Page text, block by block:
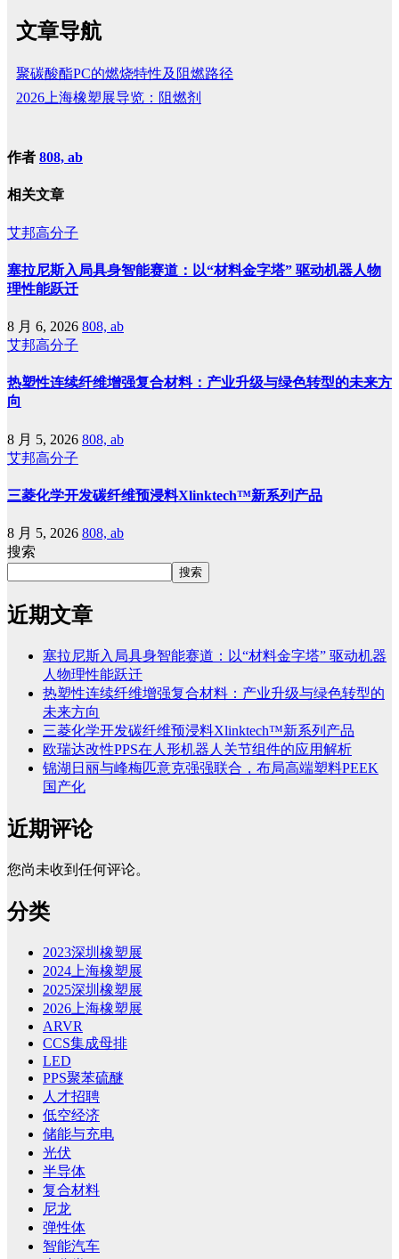
文章导航
聚碳酸酯PC的燃烧特性及阻燃路径
2026上海橡塑展导览：阻燃剂
作者 808, ab
相关文章
艾邦高分子
塞拉尼斯入局具身智能赛道：以“材料金字塔” 驱动机器人物
理性能跃迁
8 月 6, 2026 808, ab
艾邦高分子
热塑性连续纤维增强复合材料：产业升级与绿色转型的未来方
向
8 月 5, 2026 808, ab
艾邦高分子
三菱化学开发碳纤维预浸料Xlinktech™新系列产品
8 月 5, 2026 808, ab
搜索
搜索
近期文章
塞拉尼斯入局具身智能赛道：以“材料金字塔” 驱动机器
人物理性能跃迁
热塑性连续纤维增强复合材料：产业升级与绿色转型的
未来方向
三菱化学开发碳纤维预浸料Xlinktech™新系列产品
欧瑞达改性PPS在人形机器人关节组件的应用解析
锦湖日丽与峰梅匹意克强强联合，布局高端塑料PEEK
国产化
近期评论
您尚未收到任何评论。
分类
2023深圳橡塑展
2024上海橡塑展
2025深圳橡塑展
2026上海橡塑展
ARVR
CCS集成母排
LED
PPS聚苯硫醚
人才招聘
低空经济
储能与充电
光伏
半导体
复合材料
尼龙
弹性体
智能汽车